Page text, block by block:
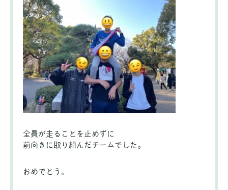
全員が走ることを止めずに
前向きに取り組んだチームでした。
おめでとう。